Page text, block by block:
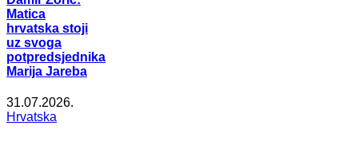
Matica
hrvatska stoji
uz svoga
potpredsjednika
Marija Jareba
31.07.2026.
Hrvatska